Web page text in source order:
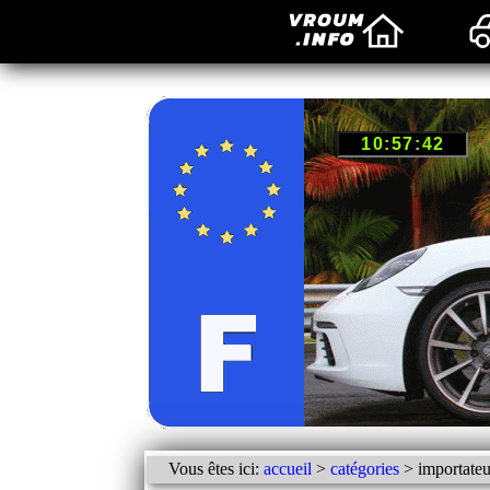
Vous êtes ici: accueil > catégories>